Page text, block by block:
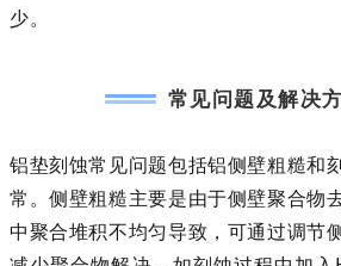
少。
常见问题及解决
铝垫刻蚀常见问题包括铝侧壁粗糙和
常。侧壁粗糙主要是由于侧壁聚合物
中聚合堆积不均匀导致，可通过调节